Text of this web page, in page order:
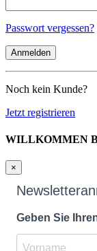
Passwort vergessen?
Noch kein Kunde?
Jetzt registrieren
WILLKOMMEN
×
Geben Sie